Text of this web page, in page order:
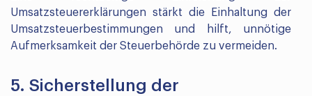
Umsatzsteuererklärungen stärkt die Einhaltung der
Umsatzsteuerbestimmungen und hilft, unnötige
Aufmerksamkeit der Steuerbehörde zu vermeiden.
5. Sicherstellung der